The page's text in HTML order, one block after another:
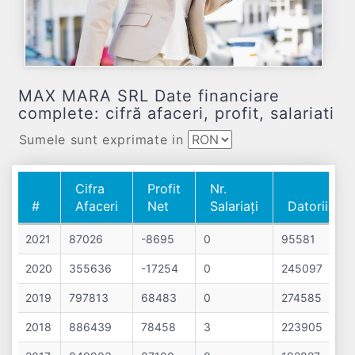
MAX MARA SRL Date financiare
complete: cifră afaceri, profit, salariati
Sumele sunt exprimate in
#
Cifra
Afaceri
Profit
Net
Nr.
Salariați
Datorii
#
Cifra
Afaceri
Profit
Net
Salariați
Datorii
2021 87026 -8695 0 95581
2020 355636 -17254 0 245097
2019 797813 68483 0 274585
2018 886439 78458 3 223905